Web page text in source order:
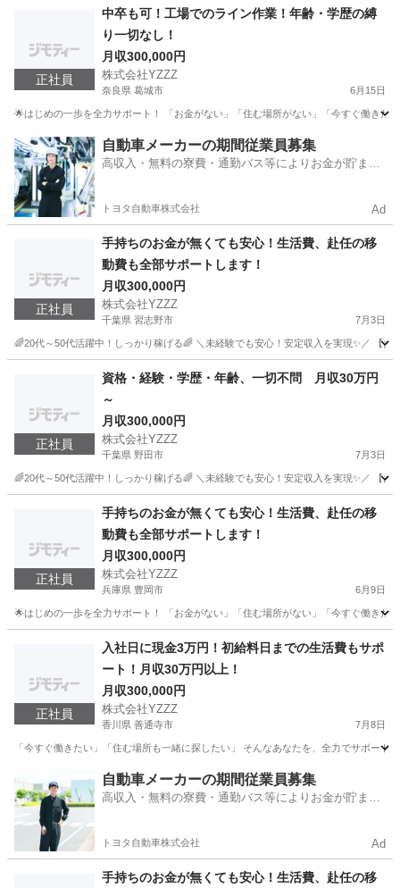
機械 未経験
正社員
中卒も可！工場でのライン作業！年齢・学歴の縛
り一切なし！
月収300,000円
株式会社YZZZ
奈良県 葛城市 6月15日
🌟はじめの一歩を全力サポート！ 「お金がない」「住む場所がない」「今すぐ働き
奈良 葛城市 工場 社会保険
自動車メーカーの期間従業員募集
高収入・無料の寮費・通勤バス等によりお金が貯まり
トヨタ自動車株式会社 Ad
正社員
手持ちのお金が無くても安心！生活費、赴任の移
動費も全部サポートします！
月収300,000円
株式会社YZZZ
千葉県 習志野市 7月3日
🌈20代～50代活躍中！しっかり稼げる🌈 ＼未経験でも安心！安定収入を実現✨／ 【
機械 未経験
正社員
資格・経験・学歴・年齢、一切不問 月収30万円
～
月収300,000円
株式会社YZZZ
千葉県 野田市 7月3日
🌈20代～50代活躍中！しっかり稼げる🌈 ＼未経験でも安心！安定収入を実現✨／ 【
機械 未経験
正社員
手持ちのお金が無くても安心！生活費、赴任の移
動費も全部サポートします！
月収300,000円
株式会社YZZZ
兵庫県 豊岡市 6月9日
🌟はじめの一歩を全力サポート！ 「お金がない」「住む場所がない」「今すぐ働き
工場 社会保険
正社員
入社日に現金3万円！初給料日までの生活費もサポ
ート！月収30万円以上！
月収300,000円
株式会社YZZZ
香川県 善通寺市 7月8日
「今すぐ働きたい」「住む場所も一緒に探したい」 そんなあなたを、全力でサポー
工場 社会保険
自動車メーカーの期間従業員募集
高収入・無料の寮費・通勤バス等によりお金が貯まり
トヨタ自動車株式会社 Ad
手持ちのお金が無くても安心！生活費、赴任の移